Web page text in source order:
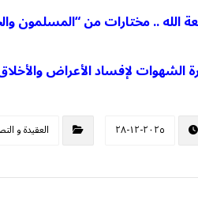
.. مختارات من “المسلمون
الشهوات لإفساد الأعراض
٢٠٢٥-١٢-٢٨ العقيدة و